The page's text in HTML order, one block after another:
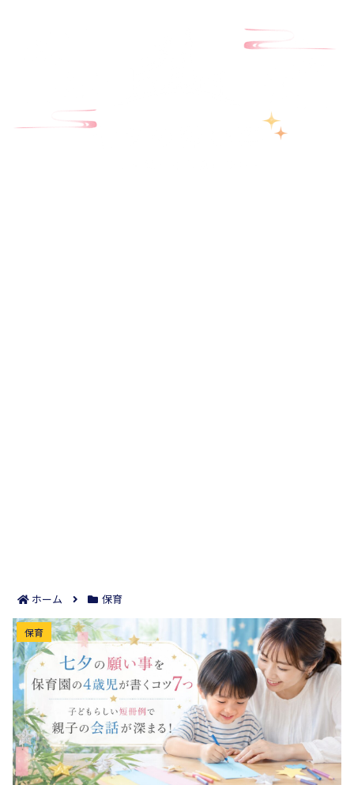
ホーム 保育
七夕の願い事を保育園の4歳児が書くコツ7つ｜子ど
もらしい短冊例で親子の会話が深まる！
保育